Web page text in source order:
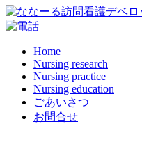
Home
Nursing research
Nursing practice
Nursing education
ごあいさつ
お問合せ